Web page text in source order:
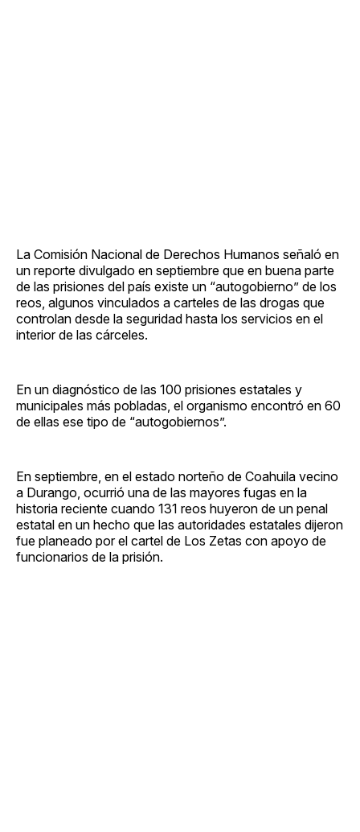
La Comisión Nacional de Derechos Humanos señaló en
un reporte divulgado en septiembre que en buena parte
de las prisiones del país existe un “autogobierno” de los
reos, algunos vinculados a carteles de las drogas que
controlan desde la seguridad hasta los servicios en el
interior de las cárceles.
En un diagnóstico de las 100 prisiones estatales y
municipales más pobladas, el organismo encontró en 60
de ellas ese tipo de “autogobiernos”.
En septiembre, en el estado norteño de Coahuila vecino
a Durango, ocurrió una de las mayores fugas en la
historia reciente cuando 131 reos huyeron de un penal
estatal en un hecho que las autoridades estatales dijeron
fue planeado por el cartel de Los Zetas con apoyo de
funcionarios de la prisión.